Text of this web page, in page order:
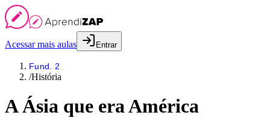
Acessar mais aulas Entrar
Fund. 2
/História
A Ásia que era América